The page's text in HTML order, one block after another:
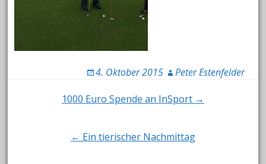
4. Oktober 2015 Peter Estenfelder
navigation
1000 Euro Spende an InSport →
← Ein tierischer Nachmittag